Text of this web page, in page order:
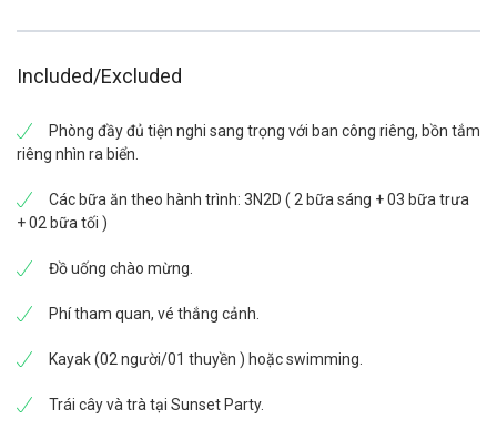
game hoặc câu mực, xem phim trên nhà hàng
Phòng hướng biển có ban công
Diện tích: 28 m²
Tầng 1
*** Tiện nghi tại chỗ
Truy cập Internet. Phòng không hút thuốc. Điều hòa.
Khu vực chỗ ngồi. Truyền Hình Cáp/ Vệ Tinh. Két sắt
sen. Bồn tắm. Áo choàng tắm
Included/Excluded
Phòng đầy đủ tiện nghi sang trọng với ban công riêng, bồn tắm
riêng nhìn ra biển.
Các bữa ăn theo hành trình: 3N2D ( 2 bữa sáng + 03 bữa trưa
+ 02 bữa tối )
Đồ uống chào mừng.
Phí tham quan, vé thắng cảnh.
Kayak (02 người/01 thuyền ) hoặc swimming.
Trái cây và trà tại Sunset Party.